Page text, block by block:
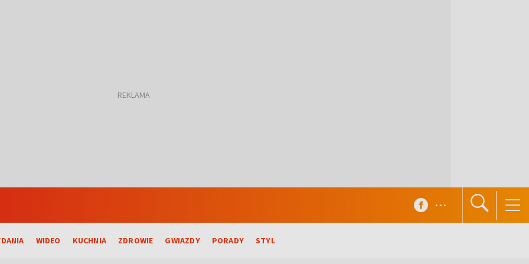
WIDEO KUCHNIA ZDROWIE GWIAZDY PORADY STYL
...